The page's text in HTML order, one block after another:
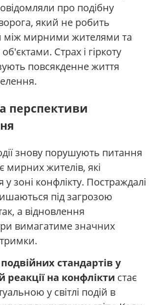
про подібну
який не робить
між мирними жителями та
Страх і гіркоту
повсякденне життя
перспективи
знову порушують питання
мирних жителів, які
зоні конфлікту. Постраждалі
під загрозою
а відновлення
вимагатиме значних
стандартів у
реакції на конфлікти стає
у світлі подій в